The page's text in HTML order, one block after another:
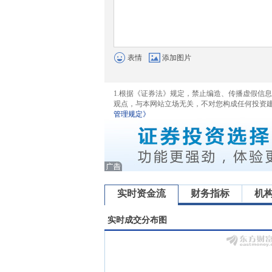
表情 添加图片
1.根据《证券法》规定，禁止编造、传播虚假信
观点，与本网站立场无关，不对您构成任何投资
管理规定》
实时资金流 财务指标 机
实时成交分布图